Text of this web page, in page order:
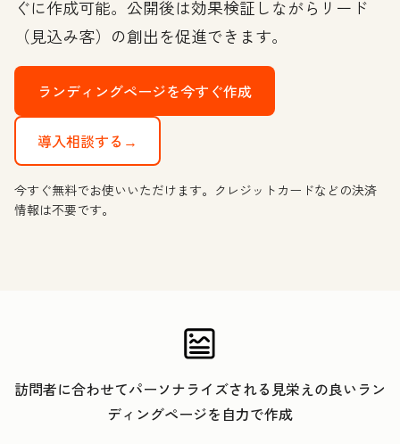
ぐに作成可能。公開後は効果検証しながらリード
（見込み客）の創出を促進できます。
ランディングページを今すぐ作成
導入相談する→
今すぐ無料でお使いいただけます。クレジットカードなどの決済
情報は不要です。
訪問者に合わせてパーソナライズされる見栄えの良いラン
ディングページを自力で作成